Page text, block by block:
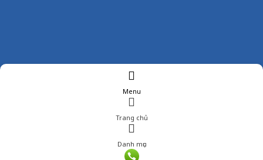
Menu
Trang chủ
Danh mục